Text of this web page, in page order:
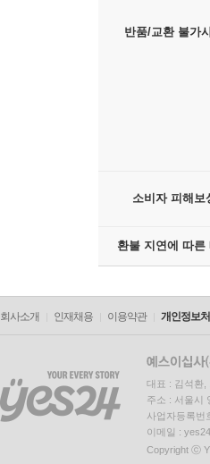
반품/교환 불가
소비자 피해보
환불 지연에 따른
회사소개 인재채용 이용약관 개인정보
대표 : 김석환,
주소 : 서울시
사업자등록
이메일 :
Copyright ⓒ